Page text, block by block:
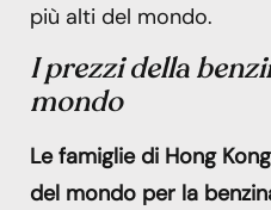
più alti del mondo.
I prezzi della
mondo
Le famiglie di Hong
del mondo per la